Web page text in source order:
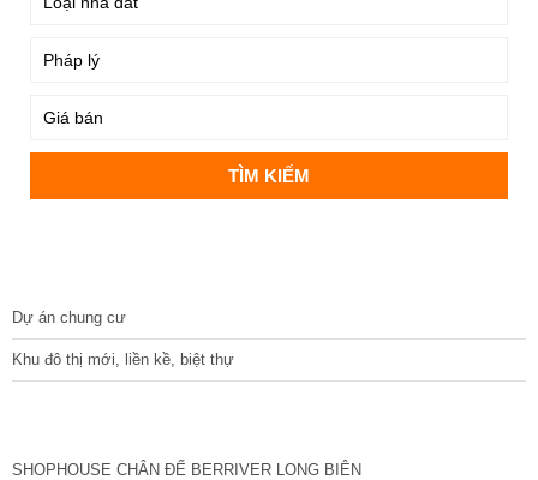
Dự án chung cư
Khu đô thị mới, liền kề, biệt thự
SHOPHOUSE CHÂN ĐẾ BERRIVER LONG BIÊN